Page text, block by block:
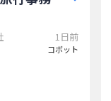
1日前
コボット